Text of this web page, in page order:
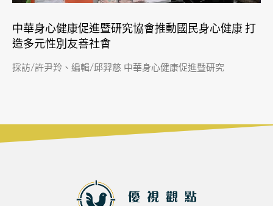
​中華身心健康促進暨研究協會推動國民身心健康 打
造多元性別友善社會
採訪/許尹羚、編輯/邱羿慈 中華身心健康促進暨研究